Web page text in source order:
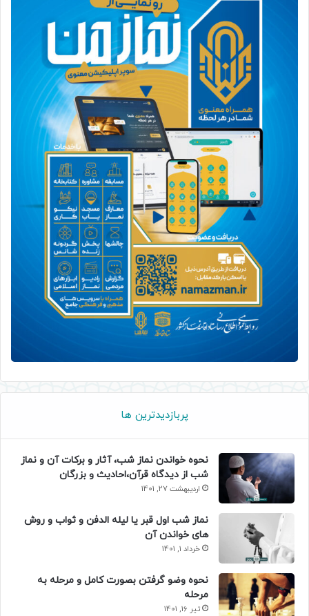
پربازدیدترین ها
نحوه خواندن نماز شب، آثار و برکات آن و نماز
شب از دیدگاه قرآن،احادیث و بزرگان
اردیبهشت 27, 1401
نماز شب اول قبر یا لیله الدفن و ثواب و روش
های خواندن آن
خرداد 1, 1401
نحوه وضو گرفتن بصورت کامل و مرحله به
مرحله
تیر 16, 1401